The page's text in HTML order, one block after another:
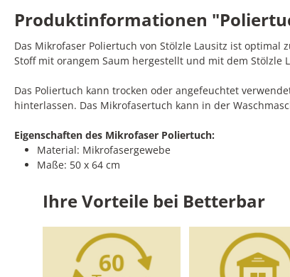
Produktinformationen
Das Mikrofaser Poliertuch von Stölzle Lausitz ist optimal
Stoff mit orangem Saum hergestellt und mit dem Stölzle
Das Poliertuch kann trocken oder angefeuchtet
hinterlassen. Das Mikrofasertuch kann in der
Eigenschaften des Mikrofaser Poliertuch:
Material: Mikrofasergewebe
Maße: 50 x 64 cm
Ihre Vorteile bei Betterbar